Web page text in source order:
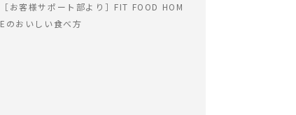
［お客様サポート部より］FIT FOOD HOM
Eのおいしい食べ方